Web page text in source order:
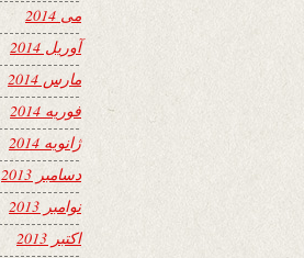
می 2014
آوریل 2014
مارس 2014
فوریه 2014
ژانویه 2014
دسامبر 2013
نوامبر 2013
اکتبر 2013